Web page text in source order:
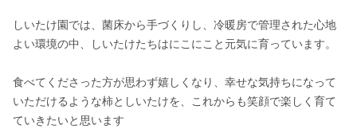
しいたけ園では、菌床から手づくりし、冷暖房で管理された心地
よい環境の中、しいたけたちはにこにこと元気に育っています。
食べてくださった方が思わず嬉しくなり、幸せな気持ちになって
いただけるような柿としいたけを、これからも笑顔で楽しく育て
ていきたいと思います